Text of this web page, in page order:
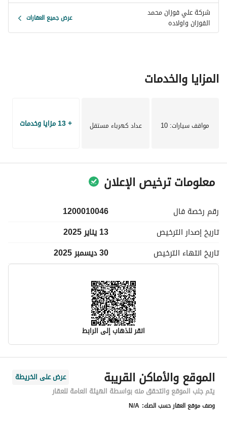
شركة علي فوزان محمد
الفوزان واولاده عرض جميع العقارات
المزايا والخدمات
مواقف سيارات: 10 عداد كهرباء مستقل + 13 مزايا وخدمات
معلومات ترخيص الإعلان
رقم رخصة فال
1200010046
تاريخ إصدار الترخيص
13 يناير 2025
تاريخ انتهاء الترخيص 30 ديسمبر 2025
انقر للذهاب إلى الرابط
معلومات مسؤول الإعلان
اسم المسؤول
-
رقم المسؤول
-
الموقع والأماكن القريبة
عرض على الخريطة
يتم جلب الموقع والتحقق منه بواسطة الهيئة العامة للعقار
وصف موقع العقار حسب الصك: N/A